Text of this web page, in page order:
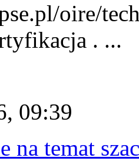
oire/
. ...
09:39
na temat